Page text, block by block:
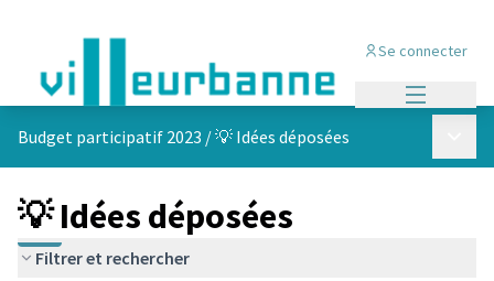
Se connecter
Budget participatif 2023 /💡 Idées déposées
💡 Idées déposées
Filtrer et rechercher